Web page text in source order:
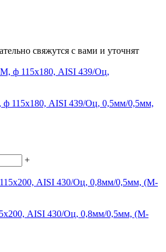
свяжутся с вами и уточнят
115х180, AISI 439/Оц, 0,5мм/0,5мм,
+
AISI 430/Оц, 0,8мм/0,5мм, (М-